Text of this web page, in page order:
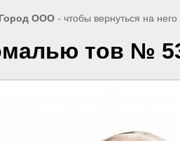
ООО - чтобы вернуться на
тов №